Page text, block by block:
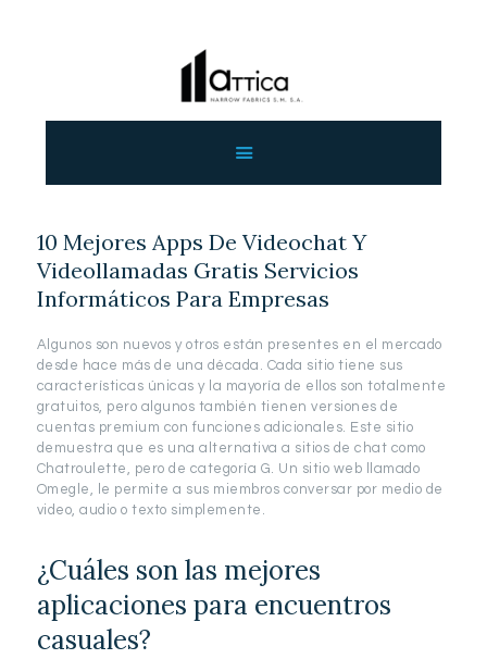
ΕΠΙΚΟΙΝΩΝΙΑ
ΧΟΝΔΡΙΚΗ
ΕΛΛΗΝΙΚΆ
10 Mejores Apps De Videochat Y
Videollamadas Gratis Servicios
Informáticos Para Empresas
Algunos son nuevos y otros están presentes en el mercado
desde hace más de una década. Cada sitio tiene sus
características únicas y la mayoría de ellos son totalmente
gratuitos, pero algunos también tienen versiones de
cuentas premium con funciones adicionales. Este sitio
demuestra que es una alternativa a sitios de chat como
Chatroulette, pero de categoría G. Un sitio web llamado
Omegle, le permite a sus miembros conversar por medio de
video, audio o texto simplemente.
¿Cuáles son las mejores
aplicaciones para encuentros
casuales?